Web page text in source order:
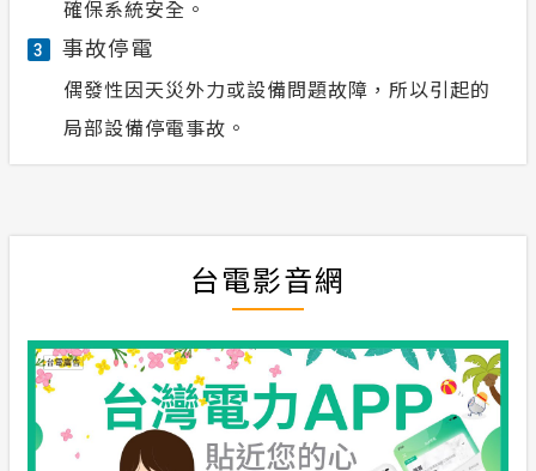
確保系統安全。
3 事故停電
偶發性因天災外力或設備問題故障，所以引起的
局部設備停電事故。
台電影音網